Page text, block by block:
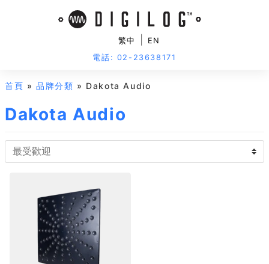
繁中
EN
電話: 02-23638171
首頁 »品牌分類 » Dakota Audio
Dakota Audio